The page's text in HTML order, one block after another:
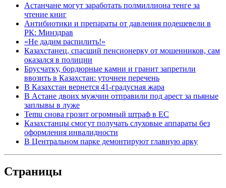
Астанчане могут заработать полмиллиона тенге за
чтение книг
Антибиотики и препараты от давления подешевели в
РК: Минздрав
«Не дадим распилить!»
Казахстанец, спасший пенсионерку от мошенников, сам
оказался в полиции
Брусчатку, бордюрные камни и гранит запретили
ввозить в Казахстан: уточнен перечень
В Казахстан вернется 41-градусная жара
В Астане двоих мужчин отправили под арест за пьяные
заплывы в луже
Temu снова грозит огромный штраф в ЕС
Казахстанцы смогут получать слуховые аппараты без
оформления инвалидности
В Центральном парке демонтируют главную арку
Страницы